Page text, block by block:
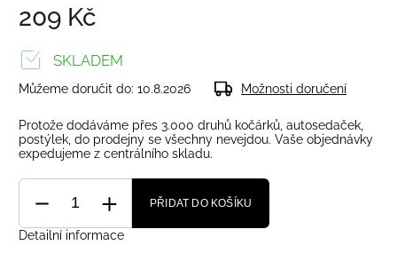
209 Kč
SKLADEM
Můžeme doručit do: 10.8.2026 Možnosti doručení
Protože dodáváme přes 3.000 druhů kočárků, autosedaček,
postýlek, do prodejny se všechny nevejdou. Vaše objednávky
expedujeme z centrálního skladu.
PŘIDAT DO KOŠÍKU
Detailní informace